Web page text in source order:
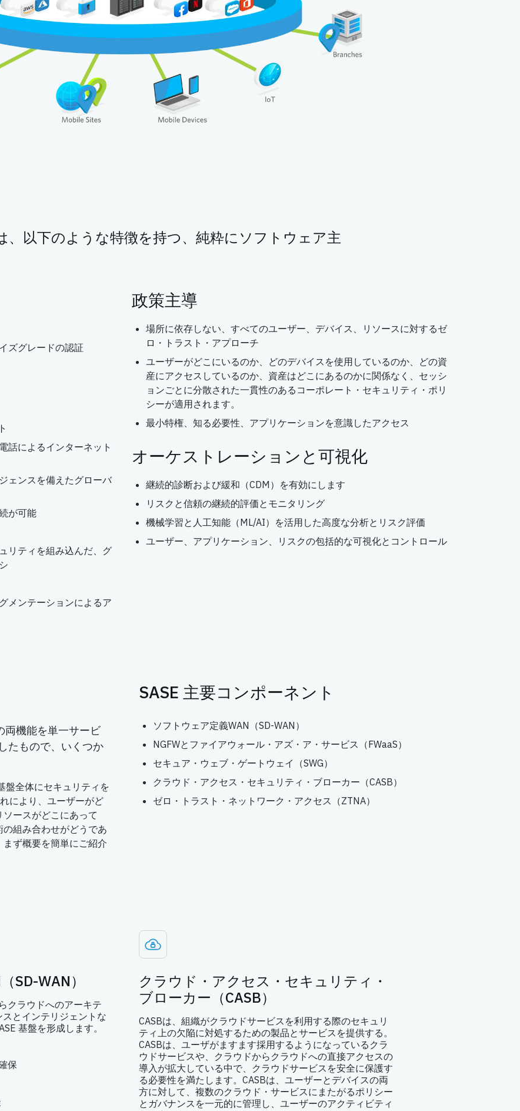
、以下のような特徴を持つ、純粋にソフトウェア主
ズグレードの認証
話によるインターネット
ェンスを備えたグローバ
が可能
リティを組み込んだ、グ
メンテーションによるア
政策主導
場所に依存しない、すべてのユーザー、デバイス、リソースに対するゼ
ロ・トラスト・アプローチ
ユーザーがどこにいるのか、どのデバイスを使用しているのか、どの資
産にアクセスしているのか、資産はどこにあるのかに関係なく、セッシ
ョンごとに分散された一貫性のあるコーポレート・セキュリティ・ポリ
シーが適用されます。
最小特権、知る必要性、アプリケーションを意識したアクセス
オーケストレーションと可視化
継続的診断および緩和（CDM）を有効にします
リスクと信頼の継続的評価とモニタリング
機械学習と人工知能（ML/AI）を活用した高度な分析とリスク評価
ユーザー、アプリケーション、リスクの包括的な可視化とコントロール
両機能を単一サービ
たもので、いくつか
盤全体にセキュリティを
により、ユーザーがど
ースがどこにあって
組み合わせがどうであ
ず概要を簡単にご紹介
SASE 主要コンポーネント
ソフトウェア定義WAN（SD-WAN）
NGFWとファイアウォール・アズ・ア・サービス（FWaaS）
セキュア・ウェブ・ゲートウェイ（SWG）
クラウド・アクセス・セキュリティ・ブローカー（CASB）
ゼロ・トラスト・ネットワーク・アクセス（ZTNA）
SD-WAN）
クラウドへのアーキテ
とインテリジェントな
基盤を形成します。
保
クラウド・アクセス・セキュリティ・
ブローカー（CASB）
CASBは、組織がクラウドサービスを利用する際のセキュリ
ティ上の欠陥に対処するための製品とサービスを提供する。
CASBは、ユーザがますます採用するようになっているクラ
ウドサービスや、クラウドからクラウドへの直接アクセスの
導入が拡大している中で、クラウドサービスを安全に保護す
る必要性を満たします。CASBは、ユーザーとデバイスの両
方に対して、複数のクラウド・サービスにまたがるポリシー
とガバナンスを一元的に管理し、ユーザーのアクティビティ